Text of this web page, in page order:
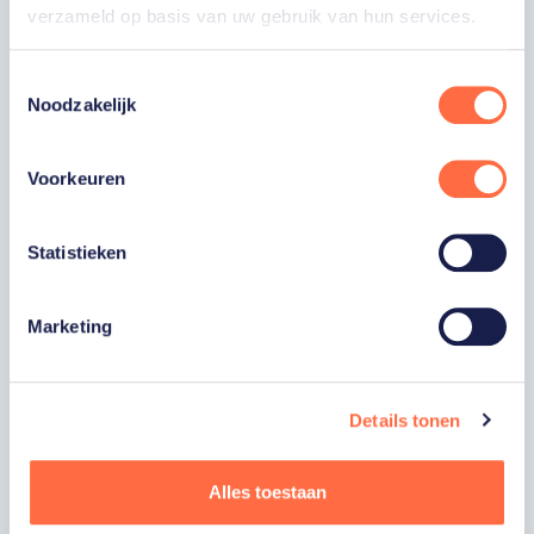
verzameld op basis van uw gebruik van hun services.
Noodzakelijk
Voorkeuren
Statistieken
Marketing
Details tonen
Alles toestaan
VOORNAAM
ACHTERNAAM
E-MAILADRES
kortingen, voorrang op evenementen,
video’s en merchandise. Je kunt je op elk
houden worden gehouden van